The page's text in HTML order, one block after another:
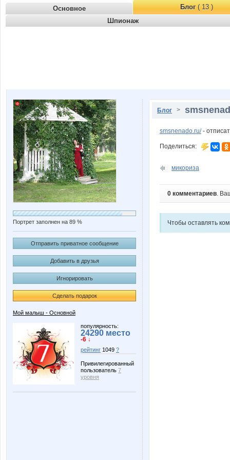
Основное Блог( 13 )
Шпионаж
Портрет заполнен на 89 %
Отправить приватное сообщение
Добавить в друзья
Игнорировать
Сделать подарок
Мой малыш - Основной
популярность:
24290 место
-6 ↓
рейтинг 1049 ?
Привилегированный
пользователь 7
уровня
Блог >
smsnenado.ru/-
Поделиться:
микориза
0 комментариев.
Чтобы оставлять